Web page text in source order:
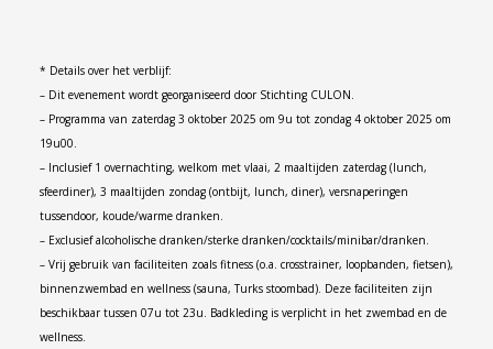
* Details over het verblijf:
– Dit evenement wordt georganiseerd door Stichting CULON.
– Programma van zaterdag 3 oktober 2025 om 9u tot zondag 4 oktober 2025 om
19u00.
– Inclusief 1 overnachting, welkom met vlaai, 2 maaltijden zaterdag (lunch,
sfeerdiner), 3 maaltijden zondag (ontbijt, lunch, diner), versnaperingen
tussendoor, koude/warme dranken.
– Exclusief alcoholische dranken/sterke dranken/cocktails/minibar/dranken.
– Vrij gebruik van faciliteiten zoals fitness (o.a. crosstrainer, loopbanden, fietsen),
binnenzwembad en wellness (sauna, Turks stoombad). Deze faciliteiten zijn
beschikbaar tussen 07u tot 23u. Badkleding is verplicht in het zwembad en de
wellness.